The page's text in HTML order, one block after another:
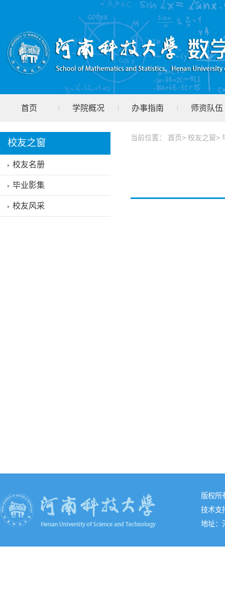
首页 | 学院概况 | 办事指南 | 师资队伍
学院教学 本科生培养 | 研究生培
校友之窗
校友名册
毕业影集
校友风采
当前位置： 首页> 校友之窗>
版权所
技术支
地址：